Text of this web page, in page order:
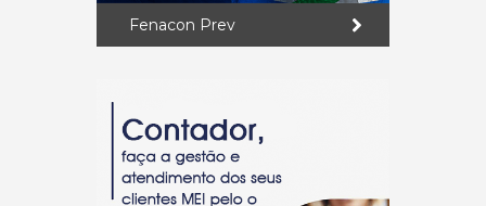
Fenacon Prev